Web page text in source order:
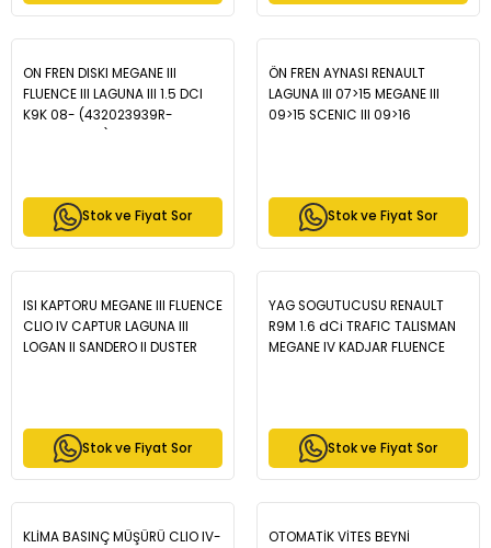
ON FREN DISKI MEGANE III
FLUENCE III LAGUNA III 1.5 DCI
K9K 08- (432023939R-
Stok ve Fiyat Sor
ÖN FREN AYNASI RENAULT
LAGUNA III 07>15 MEGANE III
09>15 SCENIC III 09>16
Stok ve Fiyat Sor
ISI KAPTORU MEGANE III FLUENCE
CLIO IV CAPTUR LAGUNA III
LOGAN II SANDERO II DUSTER
Stok ve Fiyat Sor
YAG SOGUTUCUSU RENAULT
R9M 1.6 dCi TRAFIC TALISMAN
MEGANE IV KADJAR FLUENCE
Stok ve Fiyat Sor
KLİMA BASINÇ MÜŞÜRÜ CLIO IV-
OTOMATİK VİTES BEYNİ